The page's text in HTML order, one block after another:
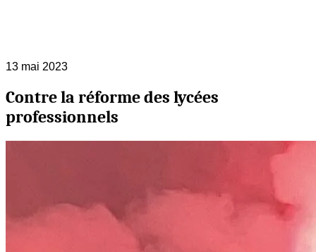
13 mai 2023
Contre la réforme des lycées
professionnels